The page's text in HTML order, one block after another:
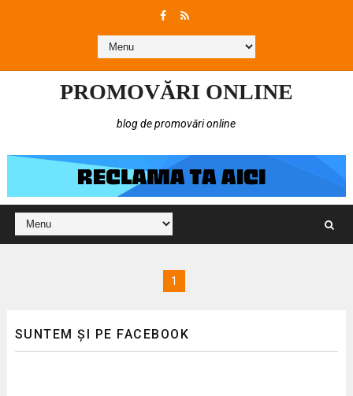
PROMOVĂRI ONLINE
blog de promovări online
1
SUNTEM ȘI PE FACEBOOK